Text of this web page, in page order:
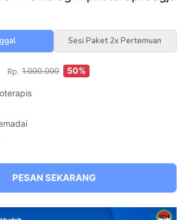
Sesi Paket 2x Pertemuan
Rp.1.000.000 50%
PESAN SEKARANG